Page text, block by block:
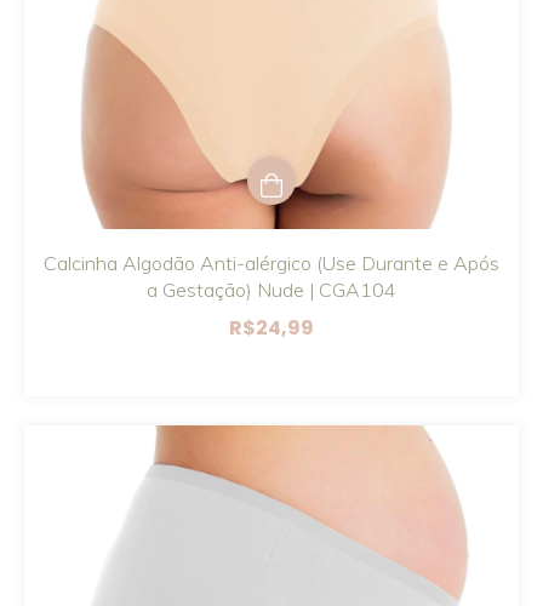
Calcinha Algodão Anti-alérgico (Use Durante e Após
a Gestação) Nude | CGA104
R$24,99